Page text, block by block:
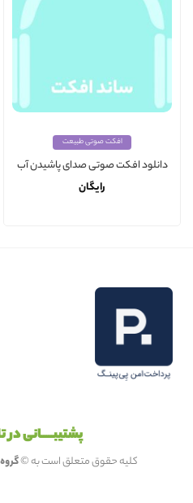
افکت صوتی طبیعت
دانلود افکت صوتی صدای پاشیدن آب
رایگان
پشتیبـــــانی در
کلیه حقوق متعلق است به ©